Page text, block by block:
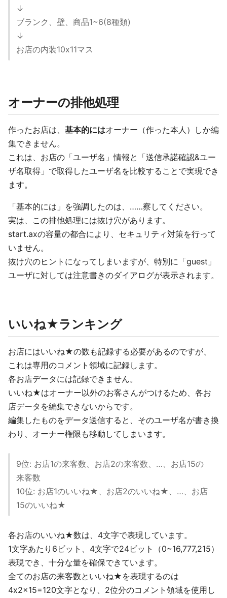
↓
ブランク、壁、商品1~6(8種類)
↓
お店の内装10x11マス
オーナーの排他処理
作ったお店は、 基本的にはオーナー（作った本人）しか編
集できません。
これは、お店の「ユーザ名」情報と「送信承諾確認&ユー
ザ名取得」で取得したユーザ名を比較することで実現でき
ます。
「基本的には」を強調したのは、……察してください。
実は、この排他処理には抜け穴があります。
start.axの容量の都合により、セキュリティ対策を行って
いません。
抜け穴のヒントになってしまいますが、特別に「guest」
ユーザに対しては注意書きのダイアログが表示されます。
いいね★ランキング
お店にはいいね★の数も記録する必要があるのですが、
これは専用のコメント領域に記録します。
各お店データには記録できません。
いいね★はオーナー以外のお客さんがつけるため、各お
店データを編集できないからです。
編集したものをデータ送信すると、そのユーザ名が書き換
わり、オーナー権限も移動してしまいます。
9位: お店1の来客数、お店2の来客数、…、お店15の
来客数
10位: お店1のいいね★、お店2のいいね★、…、お店
15のいいね★
各お店のいいね★数は、4文字で表現しています。
1文字あたり6ビット、4文字で24ビット（0~16,777,215）
表現でき、十分な量を確保できています。
全てのお店の来客数といいね★を表現するのは
4x2x15=120文字となり、2位分のコメント領域を使用し